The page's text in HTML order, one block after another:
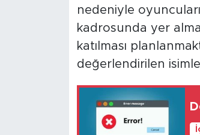
nedeniyle
kadrosunda yer
katılması
değerlendirilen